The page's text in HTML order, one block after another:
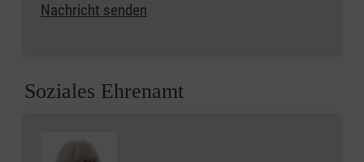
Nachricht senden
Soziales Ehrenamt